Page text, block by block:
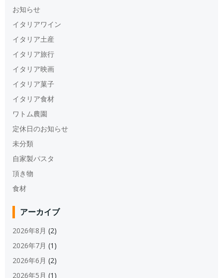
お知らせ
イタリアワイン
イタリア土産
イタリア旅行
イタリア映画
イタリア菓子
イタリア食材
ワトム農園
定休日のお知らせ
未分類
自家製パスタ
頂き物
食材
アーカイブ
2026年8月 (2)
2026年7月 (1)
2026年6月 (2)
2026年5月 (1)